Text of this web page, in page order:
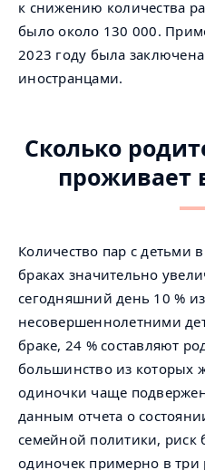
к снижению количества
было около 130 000.
2023 году была
иностранцами.
Сколько
проживает
Количество пар с детьми
браках значительно
сегодняшний день 10 %
несовершеннолетними
браке, 24 % составляют
большинство из
одиночки чаще
данным отчета о
семейной политики, риск
одиночек примерно в